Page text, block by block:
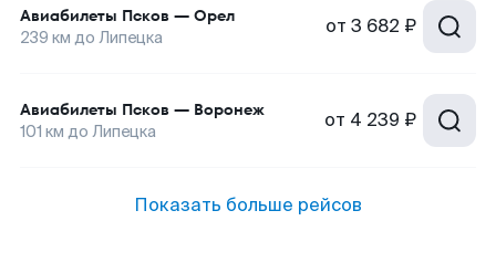
Авиабилеты Псков — Орел
239 км до Липецка от 3 682 ₽
Авиабилеты Псков — Воронеж
101 км до Липецка от 4 239 ₽
Показать больше рейсов